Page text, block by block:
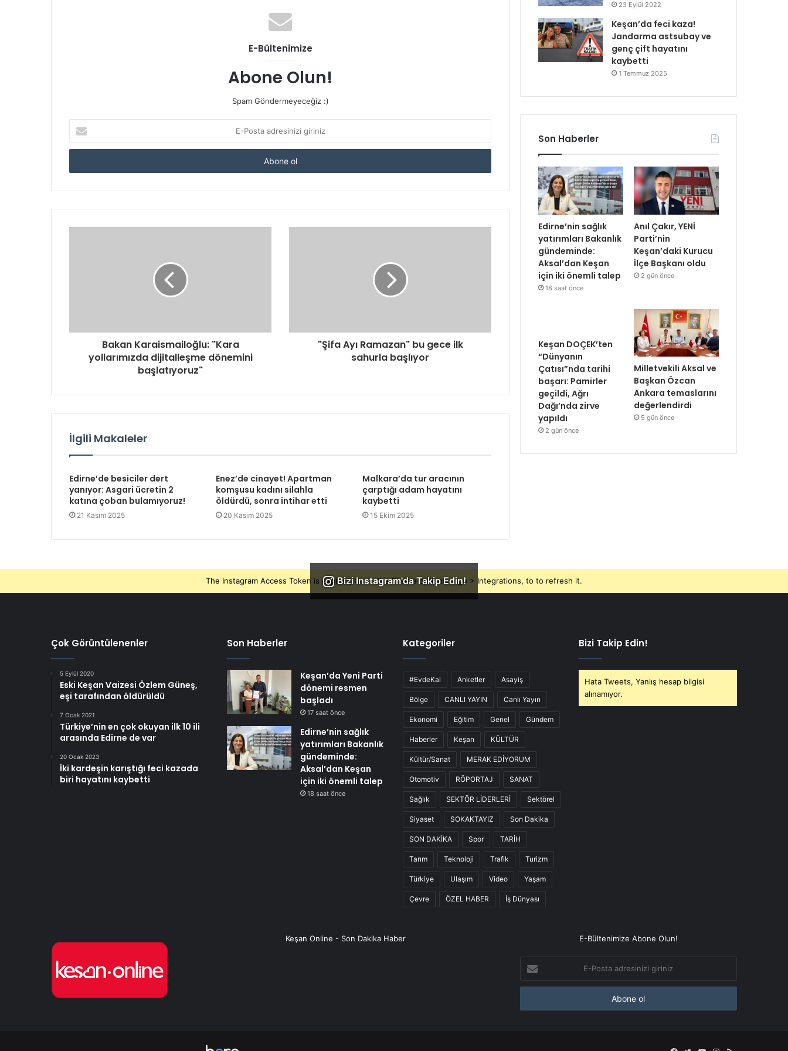
E-Bültenimize
Abone Olun!
Spam Göndermeyeceğiz :)
Posta
adresinizi
Bakan Karaismailoğlu: "Kara
yollarımızda dijitalleşme dönemini
başlatıyoruz"
"Şifa Ayı Ramazan" bu gece ilk
sahurla başlıyor
İlgili Makaleler
Edirne’de besiciler dert
yanıyor: Asgari ücretin 2
katına çoban bulamıyoruz!
21 Kasım 2025
Enez’de cinayet! Apartman
komşusu kadını silahla
öldürdü, sonra intihar etti
20 Kasım 2025
Malkara’da tur aracının
çarptığı adam hayatını
kaybetti
15 Ekim 2025
23 Eylül 2022
Keşan’da feci kaza!
Jandarma astsubay ve
genç çift hayatını
kaybetti
1 Temmuz 2025
Son Haberler
Edirne’nin sağlık
yatırımları Bakanlık
gündeminde:
Aksal’dan Keşan
için iki önemli talep
18 saat önce
Anıl Çakır, YENİ
Parti’nin
Keşan’daki Kurucu
İlçe Başkanı oldu
2 gün önce
Keşan DOÇEK’ten
“Dünyanın
Çatısı”nda tarihi
başarı: Pamirler
geçildi, Ağrı
Dağı’nda zirve
yapıldı
2 gün önce
Milletvekili Aksal ve
Başkan Özcan
Ankara temaslarını
değerlendirdi
5 gün önce
Bizi Instagram'da Takip Edin!
The Instagram Access Token is expired, Go to the Theme options page > Integrations, to to refresh it.
Çok Görüntülenenler
5 Eylül 2020
Eski Keşan Vaizesi Özlem Güneş,
eşi tarafından öldürüldü
7 Ocak 2021
Türkiye’nin en çok okuyan ilk 10 ili
arasında Edirne de var
20 Ocak 2023
İki kardeşin karıştığı feci kazada
biri hayatını kaybetti
Son Haberler
Keşan’da Yeni Parti
dönemi resmen
başladı
17 saat önce
Edirne’nin sağlık
yatırımları Bakanlık
gündeminde:
Aksal’dan Keşan
için iki önemli talep
18 saat önce
Kategoriler
#EvdeKal Anketler Asayiş
Bölge CANLI YAYIN Canlı Yayın
Ekonomi Eğitim Genel Gündem
Haberler Keşan KÜLTÜR
Kültür/Sanat MERAK EDİYORUM
Otomotiv RÖPORTAJ SANAT
Sağlık SEKTÖR LİDERLERİ Sektörel
Siyaset SOKAKTAYIZ Son Dakika
SON DAKİKA Spor TARİH
Tarım Teknoloji Trafik Turizm
Türkiye Ulaşım Video Yaşam
Çevre ÖZEL HABER İş Dünyası
Bizi Takip Edin!
Hata Tweets, Yanlış hesap bilgisi
alınamıyor.
Keşan Online - Son Dakika Haber E-Bültenimize Abone Olun!
Posta
adresinizi